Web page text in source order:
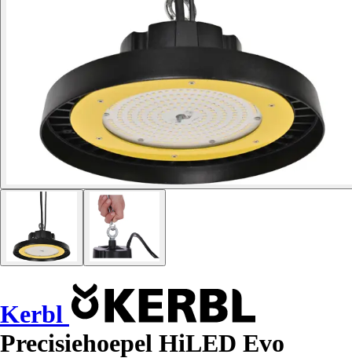
Kerbl
Precisiehoepel HiLED Evo